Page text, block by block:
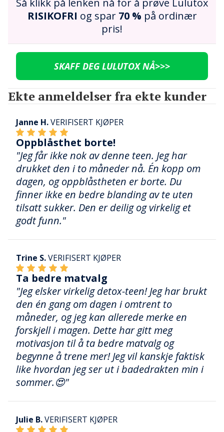
RISIKOFRI og spar 70 % på ordinær
pris!
SKAFF DEG LULUTOX NÅ>>>
Ekte anmeldelser fra ekte kunder
Janne H.VERIFISERT KJØPER
Oppblåsthet borte!
"Jeg får ikke nok av denne teen. Jeg har
drukket den i to måneder nå. Én kopp om
dagen, og oppblåstheten er borte. Du
finner ikke en bedre blanding av te uten
tilsatt sukker. Den er deilig og virkelig et
godt funn."
Trine S.VERIFISERT KJØPER
Ta bedre matvalg
"Jeg elsker virkelig detox-teen! Jeg har brukt
den én gang om dagen i omtrent to
måneder, og jeg kan allerede merke en
forskjell i magen. Dette har gitt meg
motivasjon til å ta bedre matvalg og
begynne å trene mer! Jeg vil kanskje faktisk
like hvordan jeg ser ut i badedrakten min i
sommer.😍"
Julie B.VERIFISERT KJØPER